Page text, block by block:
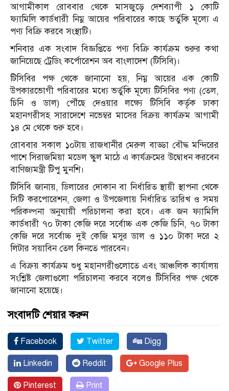
আগামীকাল রোববার থেকে মাসজুড়ে দেশব্যাপী ১ কোটি
ফ্যামিলি কার্ডধারী নিম্ন আয়ের পরিবারের কাছে ভর্তুকি মূল্যে এ
পণ্য বিক্রি করবে সংস্থাটি।
শনিবার এক সংবাদ বিজ্ঞপ্তিতে পণ্য বিক্রি কার্যক্রম শুরুর কথা
জানিয়েছে ট্রেডিং কর্পোরেশন অব বাংলাদেশ (টিসিবি)।
টিসিবির পক্ষ থেকে জানানো হয়, নিম্ন আয়ের এক কোটি
উপকারভোগী পরিবারের মধ্যে ভর্তুকি মূল্যে টিসিবির পণ্য (তেল,
চিনি ও ডাল) পৌঁছে দেওয়ার লক্ষ্যে টিসিবি কর্তৃক ঢাকা
মহানগরীসহ সারাদেশে নভেম্বর মাসের বিক্রয় কার্যক্রম আগামী
১৪ মে থেকে শুরু হবে।
রোববার সকাল ১০টায় রাজধানীর মেরুল বাড্ডা বৌদ্ধ মন্দিরের
পাশে সিরাজমিয়া মডেল স্কুল মাঠে এ কার্যক্রমের উদ্বোধন করবেন
বাণিজ্যমন্ত্রী টিপু মুনশি।
টিসিবি জানায়, ডিলারের দোকান বা নির্ধারিত স্থায়ী স্থাপনা থেকে
সিটি করপোরেশন, জেলা ও উপজেলায় নির্ধারিত তারিখ ও সময়
পরিকল্পনা অনুযায়ী পরিচালনা করা হবে। এক জন ফ্যামিলি
কার্ডধারী ৭০ টাকা কেজি দরে সর্বোচ্চ এক কেজি চিনি, ৭০ টাকা
কেজি দরে সর্বোচ্চ দুই কেজি মসুর ডাল ও ১১০ টাকা দরে ২
লিটার সয়াবিন তেল কিনতে পারবেন।
এ বিক্রয় কার্যক্রম শুধু মহানগরীগুলোতে এবং আঞ্চলিক কার্যালয়
সংশ্লিষ্ট জেলাগুলো পরিচালনা করবে বলেও টিসিবির পক্ষ থেকে
জানানো হয়েছে।
সংবাদটি শেয়ার করুন
Facebook Twitter Digg
Linkedin Reddit Google Plus
Pinterest Print